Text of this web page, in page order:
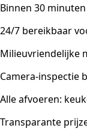
Binnen 30
24/7 bereikbaar
Milieuvriendelijke
Camera-inspectie
Alle afvoeren:
Transparante